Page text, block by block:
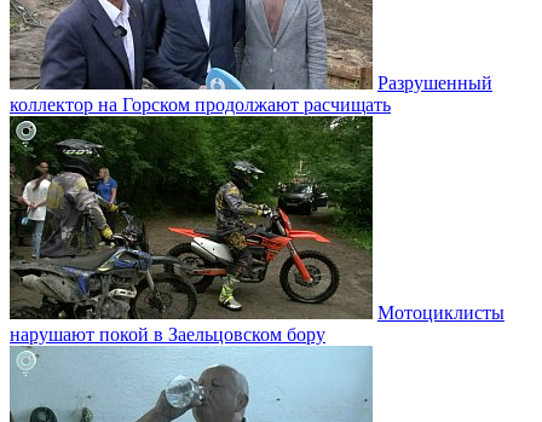
Разрушенный
коллектор на Горском продолжают расчищать
Мотоциклисты
нарушают покой в Заельцовском бору